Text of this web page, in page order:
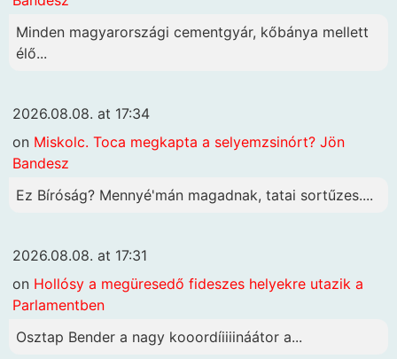
Minden magyarországi cementgyár, kőbánya mellett
élő...
2026.08.08. at 17:34
on Miskolc. Toca megkapta a selyemzsinórt? Jön
Bandesz
Ez Bíróság? Mennyé'mán magadnak, tatai sortűzes....
2026.08.08. at 17:31
on Hollósy a megüresedő fideszes helyekre utazik a
Parlamentben
Osztap Bender a nagy kooordíiiiináátor a...